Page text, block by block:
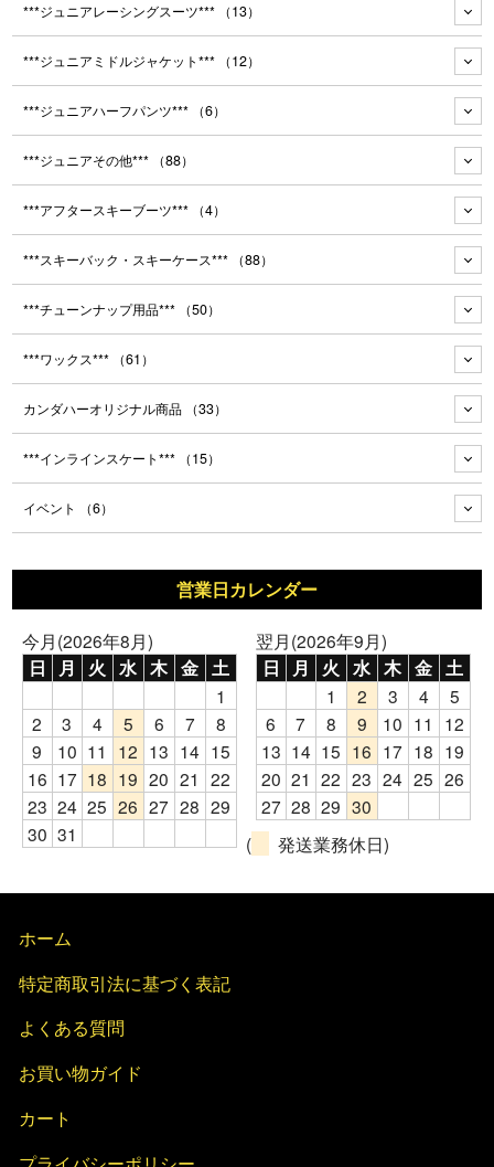
***ジュニアレーシングスーツ*** （13）
***ジュニアミドルジャケット*** （12）
***ジュニアハーフパンツ*** （6）
***ジュニアその他*** （88）
***アフタースキーブーツ*** （4）
***スキーバック・スキーケース*** （88）
***チューンナップ用品*** （50）
***ワックス*** （61）
カンダハーオリジナル商品 （33）
***インラインスケート*** （15）
イベント （6）
営業日カレンダー
今月(2026年8月)
日 月 火 水 木 金 土
1
2
3 4 5 6 7
8
9
10 11 12 13 14 15
16 17 18 19 20 21 22
23 24 25 26 27 28 29
30 31
翌月(2026年9月)
日 月 火 水 木 金 土
1 2 3 4
5
6
7 8 9 10 11
12
13 14 15 16 17 18 19
20 21 22 23 24 25 26
27 28 29 30
(
発送業務休日)
ホーム
特定商取引法に基づく表記
よくある質問
お買い物ガイド
カート
プライバシーポリシー